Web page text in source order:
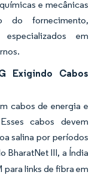
e mecânicas
do fornecimento,
em
Exigindo Cabos
cabos de energia e
cabos devem
salina por períodos
BharatNet III, a Índia
links de fibra em